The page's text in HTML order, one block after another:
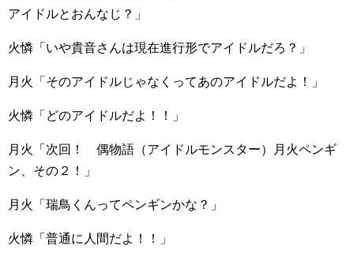
アイドルとおんなじ？」
火憐「いや貴音さんは現在進行形でアイドルだろ？」
月火「そのアイドルじゃなくってあのアイドルだよ！」
火憐「どのアイドルだよ！！」
月火「次回！ 偶物語（アイドルモンスター）月火ペンギ
ン、その２！」
月火「瑞鳥くんってペンギンかな？」
火憐「普通に人間だよ！！」